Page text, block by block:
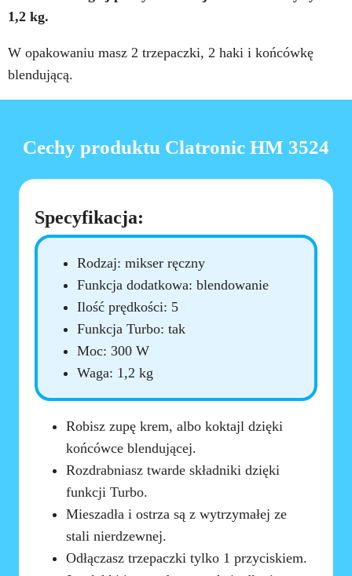
1,2 kg.
W opakowaniu masz 2 trzepaczki, 2 haki i końcówkę
blendującą.
Cechy produktu Clatronic HM 3524
Specyfikacja:
Rodzaj: mikser ręczny
Funkcja dodatkowa: blendowanie
Ilość prędkości: 5
Funkcja Turbo: tak
Moc: 300 W
Waga: 1,2 kg
Robisz zupę krem, albo koktajl dzięki
końcówce blendującej.
Rozdrabniasz twarde składniki dzięki
funkcji Turbo.
Mieszadła i ostrza są z wytrzymałej ze
stali nierdzewnej.
Odłączasz trzepaczki tylko 1 przyciskiem.